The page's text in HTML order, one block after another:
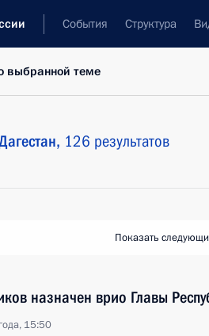
События Структура
выбранной теме
126 результатов
Показать
назначен врио Главы
15:50